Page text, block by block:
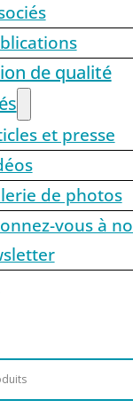
de qualité
et presse
de photos
vous à